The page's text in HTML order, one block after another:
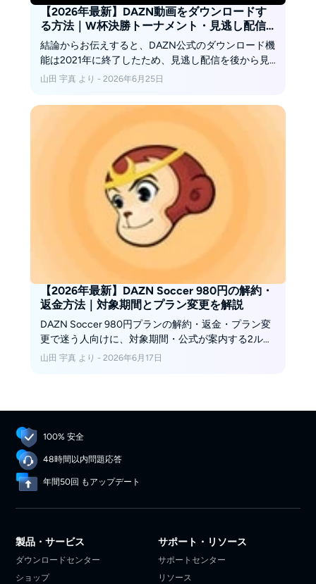
【2026年最新】DAZN動画をダウンロードす
る方法｜W杯決勝トーナメント・見逃し配信
をオフライン保存
結論からお伝えすると、DAZN公式のダウンロード機
能は2021年に終了したため、見逃し配信を後から見
返すにはMP4保存が現実的です。ワールドカップ全
ウンロードできない時の対処法を解説します。
山田 宇真 より - 2026年6月25日
【2026年最新】DAZN Soccer 980円の解約・
返金方法｜対象期間とプラン変更を解説
DAZN Soccer 980円プランの解約・返金・プラン変
更で迷う人向けに、対象期間・公式が案内する2ルー
ト・問い合わせ文面・188相談を整理します。
山田 宇真 より - 2026年6月17日
100% 安全
48時間以内問題応答
年間50回 もアップデート
製品・サービス
ダウンロードセンター
ショップ
サポート・リソース
サポートセンター
リソース